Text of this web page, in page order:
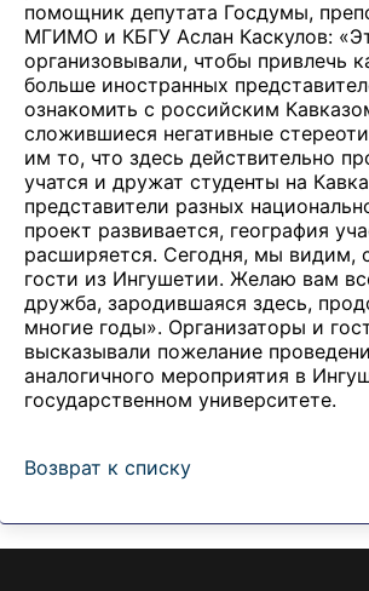
помощник депутата Госдумы,
МГИМО и КБГУ Аслан Каскулов:
организовывали, чтобы привлечь
больше иностранных
ознакомить с российским
сложившиеся негативные
им то, что здесь действительно
учатся и дружат студенты на
представители разных
проект развивается, география
расширяется. Сегодня, мы видим,
гости из Ингушетии. Желаю вам
дружба, зародившаяся здесь,
многие годы». Организаторы и
высказывали пожелание
аналогичного мероприятия в
государственном университете.
Возврат к списку